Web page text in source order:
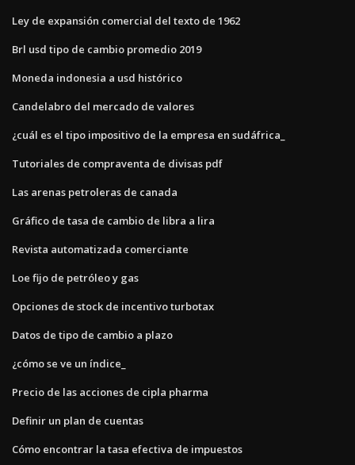
Ley de expansión comercial del texto de 1962
Brl usd tipo de cambio promedio 2019
Moneda indonesia a usd histórico
Candelabro del mercado de valores
¿cuál es el tipo impositivo de la empresa en sudáfrica_
Tutoriales de compraventa de divisas pdf
Las arenas petroleras de canada
Gráfico de tasa de cambio de libra a lira
Revista automatizada comerciante
Loe fijo de petróleo y gas
Opciones de stock de incentivo turbotax
Datos de tipo de cambio a plazo
¿cómo se ve un índice_
Precio de las acciones de cipla pharma
Definir un plan de cuentas
Cómo encontrar la tasa efectiva de impuestos